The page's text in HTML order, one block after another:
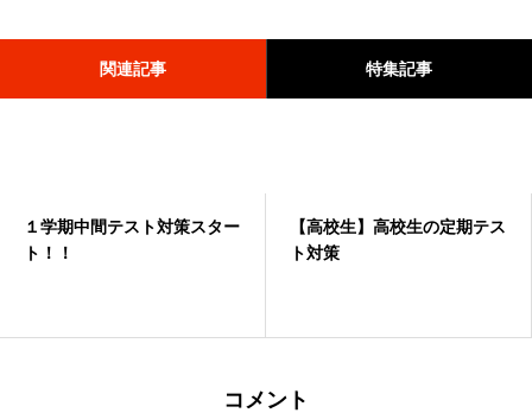
関連記事 特集記事
１学期中間テスト対策スター
ト！！
【高校生】高校生の定期テス
ト対策
≪0606≫🌟6月限定キャンペ
ーン実施中🌟
<0531>6/1開始🌸6月キャン
ペーンのお知らせ🌸
コメント